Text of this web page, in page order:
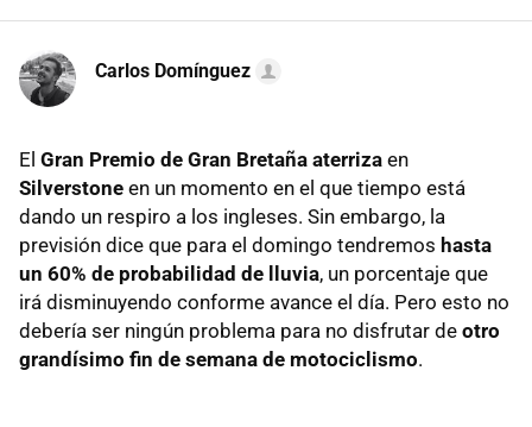
Carlos Domínguez
El Gran Premio de Gran Bretaña aterriza en
Silverstone en un momento en el que tiempo está
dando un respiro a los ingleses. Sin embargo, la
previsión dice que para el domingo tendremos hasta
un 60% de probabilidad de lluvia, un porcentaje que
irá disminuyendo conforme avance el día. Pero esto no
debería ser ningún problema para no disfrutar de otro
grandísimo fin de semana de motociclismo.